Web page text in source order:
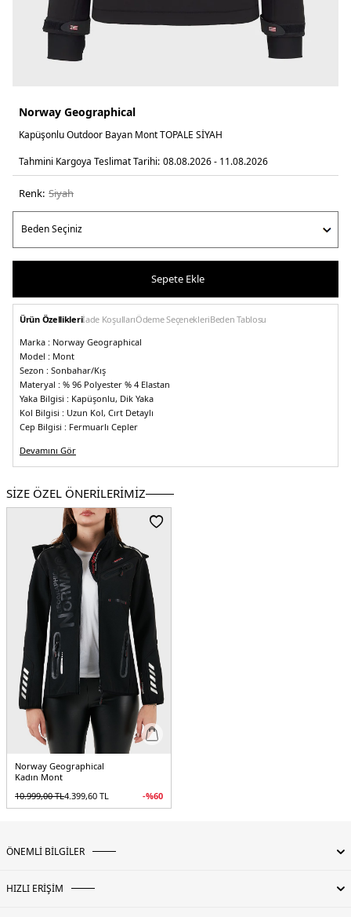
Norway Geographical
Kapüşonlu Outdoor Bayan Mont TOPALE SİYAH
Tahmini Kargoya Teslimat Tarihi: 08.08.2026 - 11.08.2026
Renk: si̇yah
Sepete Ekle
Ürün Özellikleriİade KoşullarıÖdeme SeçenekleriBeden Tablosu
Marka : Norway Geographical
Model : Mont
Sezon : Sonbahar/Kış
Materyal : % 96 Polyester % 4 Elastan
Yaka Bilgisi : Kapüşonlu, Dik Yaka
Kol Bilgisi : Uzun Kol, Cırt Detaylı
Cep Bilgisi : Fermuarlı Cepler
Detay : -Marka logosu
sahiptir-Soğuğa karşı dayanıklıdır
Basen : 93 cm / Beden : S
5DK2TOPALE.07
Devamını Gör
SİZE ÖZEL ÖNERİLERİMİZ
Norway Geographical
Kadın Mont
10.999,00TL4.399,60 TL -%60
ÖNEMLİ BİLGİLER
HIZLI ERİŞİM